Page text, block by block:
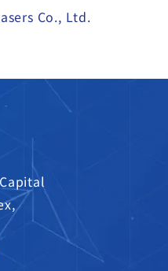
Co., Ltd.